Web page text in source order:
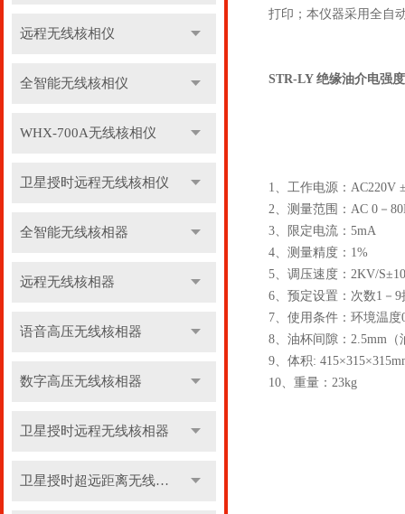
远程无线核相仪
全智能无线核相仪
WHX-700A无线核相仪
卫星授时远程无线核相仪
全智能无线核相器
远程无线核相器
语音高压无线核相器
数字高压无线核相器
卫星授时远程无线核相器
卫星授时超远距离无线核相器
打印；本仪器采用全自
STR-LY 绝缘油介电强
1、工作电源：AC220V
2、测量范围：AC 0－
3、限定电流：5mA
4、测量精度：1%
5、调压速度：2KV/
6、预定设置：次数1－
7、使用条件：环境温
8、油杯间隙：2.5mm（
9、体积:
10、重量：23kg